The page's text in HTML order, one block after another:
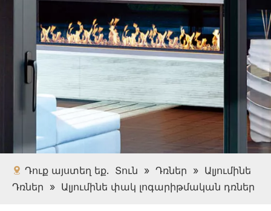
Դուք այստեղ եք. Տուն » Դռներ » Ալյումինե
Դռներ » Ալյումինե փակ լոգարիթմական դռներ